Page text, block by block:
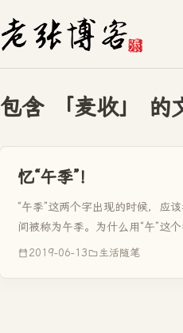
包含 「麦收」 的
忆“午季”！
“午季”这两个字出现的时候，应
间被称为午季。为什么用“午”这
字了。正在写这段文字的时候，
2019-06-13 生活随笔